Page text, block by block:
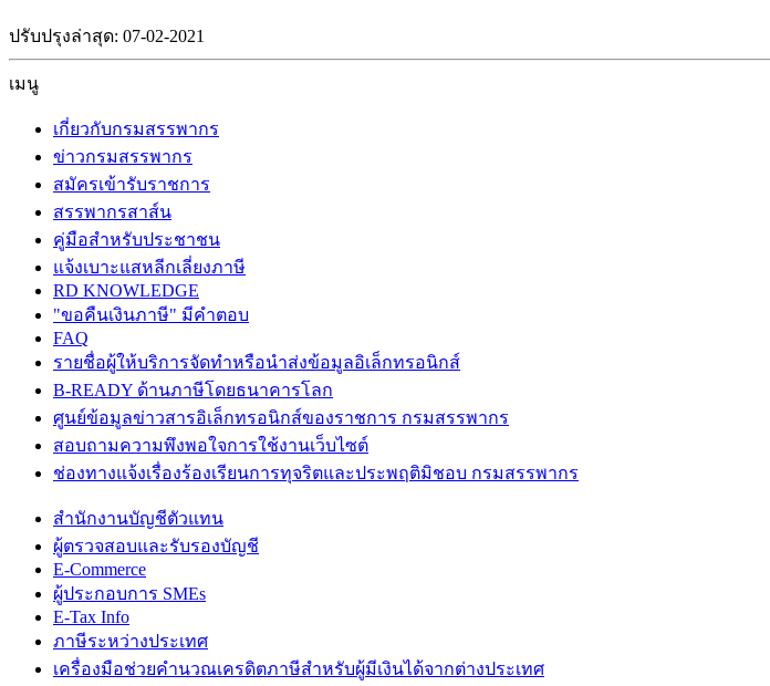
ปรับปรุงล่าสุด: 07-02-2021
เมนู
เกี่ยวกับกรมสรรพากร
ข่าวกรมสรรพากร
สมัครเข้ารับราชการ
สรรพากรสาส์น
คู่มือสำหรับประชาชน
แจ้งเบาะแสหลีกเลี่ยงภาษี
RD KNOWLEDGE
"ขอคืนเงินภาษี" มีคำตอบ
FAQ
รายชื่อผู้ให้บริการจัดทำหรือนำส่งข้อมูลอิเล็กทรอนิกส์
B-READY ด้านภาษีโดยธนาคารโลก
ศูนย์ข้อมูลข่าวสารอิเล็กทรอนิกส์ของราชการ กรมสรรพากร
สอบถามความพึงพอใจการใช้งานเว็บไซต์
ช่องทางแจ้งเรื่องร้องเรียนการทุจริตและประพฤติมิชอบ กรมสรรพากร
สำนักงานบัญชีตัวแทน
ผู้ตรวจสอบและรับรองบัญชี
E-Commerce
ผู้ประกอบการ SMEs
E-Tax Info
ภาษีระหว่างประเทศ
เครื่องมือช่วยคำนวณเครดิตภาษีสำหรับผู้มีเงินได้จากต่างประเทศ